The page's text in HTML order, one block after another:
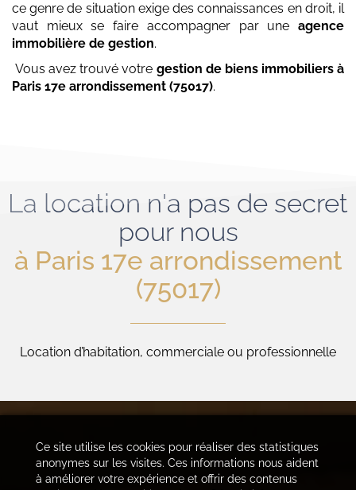
ce genre de situation exige des connaissances en droit, il
vaut mieux se faire accompagner par une agence
immobilière de gestion.
Vous avez trouvé votre gestion de biens immobiliers à
Paris 17e arrondissement (75017).
La location n'a pas de secret
pour nous
à Paris 17e arrondissement
(75017)
Location d’habitation, commerciale ou professionnelle
Ce site utilise les cookies pour réaliser des statistiques
anonymes sur les visites. Ces informations nous aident
à améliorer votre expérience et offrir des contenus